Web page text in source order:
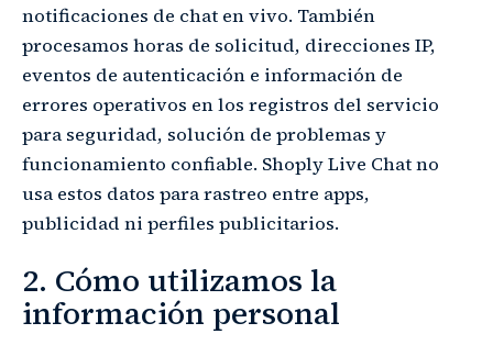
notificaciones de chat en vivo. También
procesamos horas de solicitud, direcciones IP,
eventos de autenticación e información de
errores operativos en los registros del servicio
para seguridad, solución de problemas y
funcionamiento confiable. Shoply Live Chat no
usa estos datos para rastreo entre apps,
publicidad ni perfiles publicitarios.
2. Cómo utilizamos la
información personal